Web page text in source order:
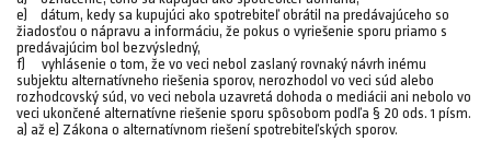
e) dátum, kedy sa kupujúci ako spotrebiteľ obrátil na predávajúceho so
žiadosťou o nápravu a informáciu, že pokus o vyriešenie sporu priamo s
predávajúcim bol bezvýsledný,
f) vyhlásenie o tom, že vo veci nebol zaslaný rovnaký návrh inému
subjektu alternatívneho riešenia sporov, nerozhodol vo veci súd alebo
rozhodcovský súd, vo veci nebola uzavretá dohoda o mediácii ani nebolo vo
veci ukončené alternatívne riešenie sporu spôsobom podľa § 20 ods. 1 písm.
a) až e) Zákona o alternatívnom riešení spotrebiteľských sporov.